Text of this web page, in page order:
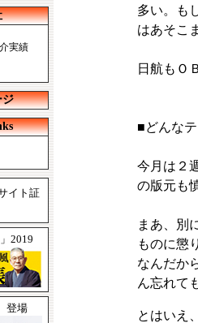
実績
ジ
イト証
2019
登場
多い。も
はあそこ
日航もＯ
■どんな
今月は２
の版元も
まあ、別
ものに懲
なんだか
ん忘れて
とはいえ